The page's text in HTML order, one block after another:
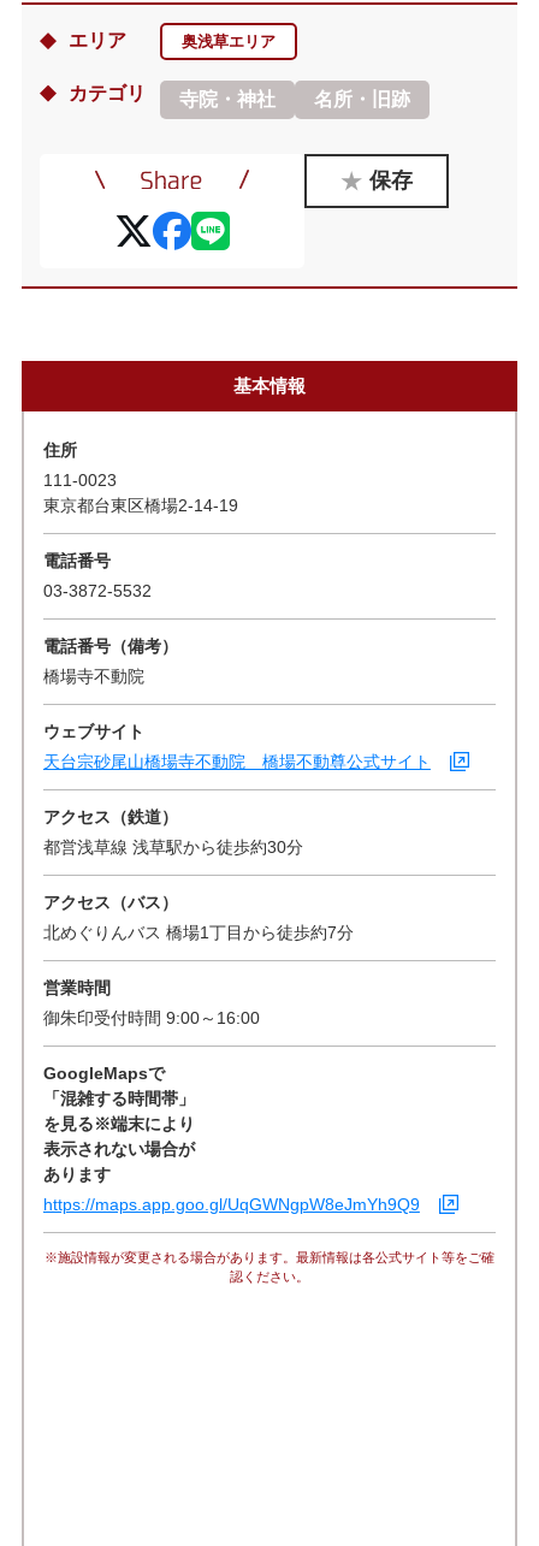
エリア 奥浅草エリア
カテゴリ 寺院・神社 名所・旧跡
保存
基本情報
住所
111-0023
東京都台東区橋場2-14-19
電話番号
03-3872-5532
電話番号（備考）
橋場寺不動院
ウェブサイト
天台宗砂尾山橋場寺不動院 橋場不動尊公式サイト
アクセス（鉄道）
都営浅草線 浅草駅から徒歩約30分
アクセス（バス）
北めぐりんバス 橋場1丁目から徒歩約7分
営業時間
御朱印受付時間 9:00～16:00
GoogleMapsで
「混雑する時間帯」
を見る※端末により
表示されない場合が
あります
https://maps.app.goo.gl/UqGWNgpW8eJmYh9Q9
※施設情報が変更される場合があります。最新情報は各公式サイト等をご確
認ください。